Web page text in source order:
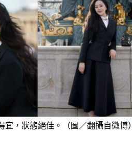
宜，狀態絕佳。（圖／翻攝自微博